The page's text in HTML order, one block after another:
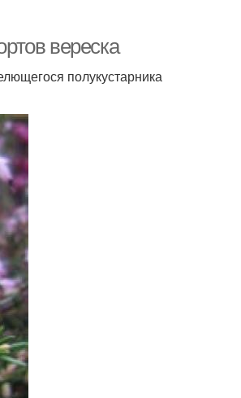
вереска
полукустарника